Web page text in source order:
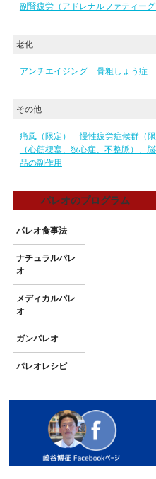
副腎疲労（アドレナルファティーグ
老化
アンチエイジング 骨粗しょう症
その他
痛風（限定） 慢性疲労症候群（限
（心筋梗塞、狭心症、不整脈）、
品の副作用
パレオのプログラム
パレオ食事法
ナチュラルパレ
オ
メディカルパレ
オ
ガンパレオ
パレオレシピ